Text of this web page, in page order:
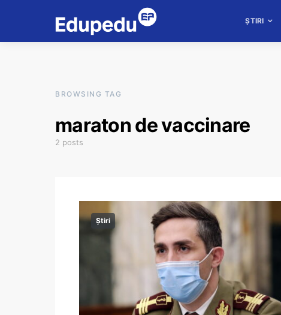
ȘTIRI
BROWSING TAG
maraton de vaccinare
2 posts
Știri